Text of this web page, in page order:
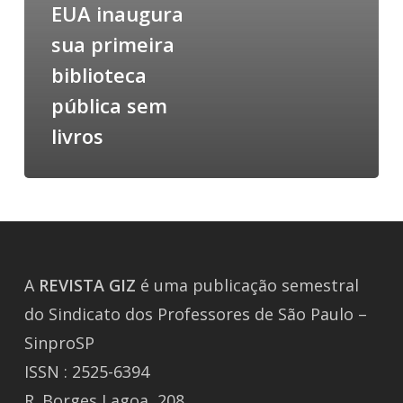
EUA inaugura
sua primeira
biblioteca
pública sem
livros
A REVISTA GIZ é uma publicação semestral
do Sindicato dos Professores de São Paulo –
SinproSP
ISSN : 2525-6394